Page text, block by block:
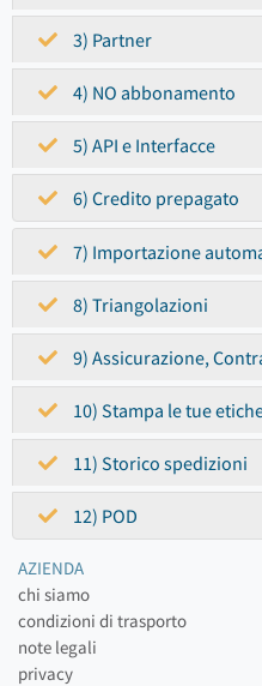
3) Partner
4) NO abbonamento
5) API e Interfacce
6) Credito prepagato
7) Importazione
8) Triangolazioni
9) Assicurazione,
10) Stampa le tue
11) Storico spedizioni
12) POD
AZIENDA
chi siamo
condizioni di trasporto
note legali
privacy